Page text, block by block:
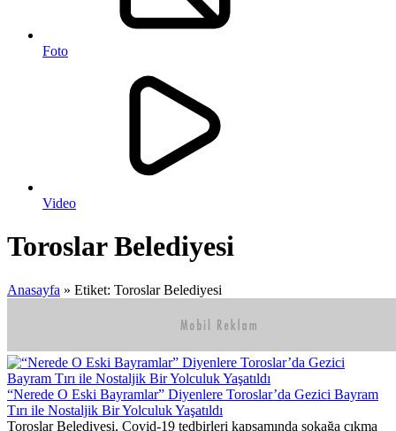
Foto
Video
Toroslar Belediyesi
Anasayfa » Etiket: Toroslar Belediyesi
“Nerede O Eski Bayramlar” Diyenlere Toroslar’da Gezici Bayram
Tırı ile Nostaljik Bir Yolculuk Yaşatıldı
Toroslar Belediyesi, Covid-19 tedbirleri kapsamında sokağa çıkma